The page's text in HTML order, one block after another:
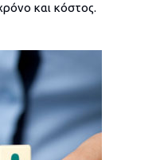
και κόστος.